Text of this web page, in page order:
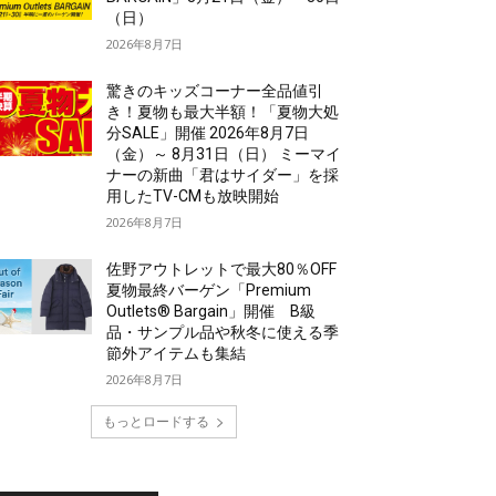
（日）
2026年8月7日
驚きのキッズコーナー全品値引
き！夏物も最大半額！「夏物大処
分SALE」開催 2026年8月7日
（金）～ 8月31日（日） ミーマイ
ナーの新曲「君はサイダー」を採
用したTV-CMも放映開始
2026年8月7日
佐野アウトレットで最大80％OFF
夏物最終バーゲン「Premium
Outlets® Bargain」開催 B級
品・サンプル品や秋冬に使える季
節外アイテムも集結
2026年8月7日
もっとロードする